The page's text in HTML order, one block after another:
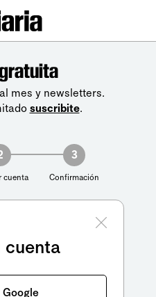
mes y newsletters.
suscribite.
cuenta
3
Confirmación
cuenta
Google